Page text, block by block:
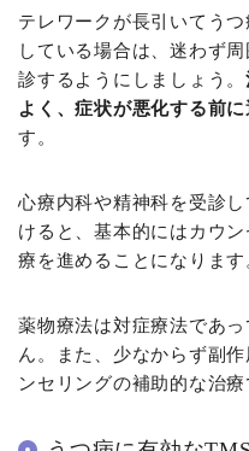
テレワークが長引いてう
している場合は、迷わず
診するようにしましょう。
よく、症状が悪化する前
す。
心療内科や精神科を受診
けると、基本的にはカウ
療を進めることになります
薬物療法は対症療法であ
ん。また、少なからず副
ンセリングの補助的な治療